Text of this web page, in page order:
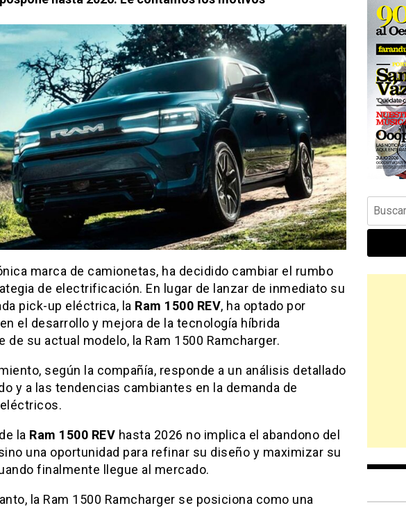
marca de camionetas, ha decidido cambiar el rumbo
de electrificación. En lugar de lanzar de inmediato su
pick-up eléctrica, la Ram 1500 REV, ha optado por
el desarrollo y mejora de la tecnología híbrida
de su actual modelo, la Ram 1500 Ramcharger.
según la compañía, responde a un análisis detallado
y a las tendencias cambiantes en la demanda de
la Ram 1500 REV hasta 2026 no implica el abandono del
una oportunidad para refinar su diseño y maximizar su
finalmente llegue al mercado.
la Ram 1500 Ramcharger se posiciona como una
Buscar: